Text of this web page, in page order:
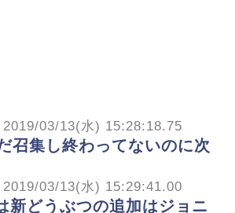
2019/03/13(水) 15:28:18.75
召集し終わってないのに次
2019/03/13(水) 15:29:41.00
新どうぶつの追加はジョニ